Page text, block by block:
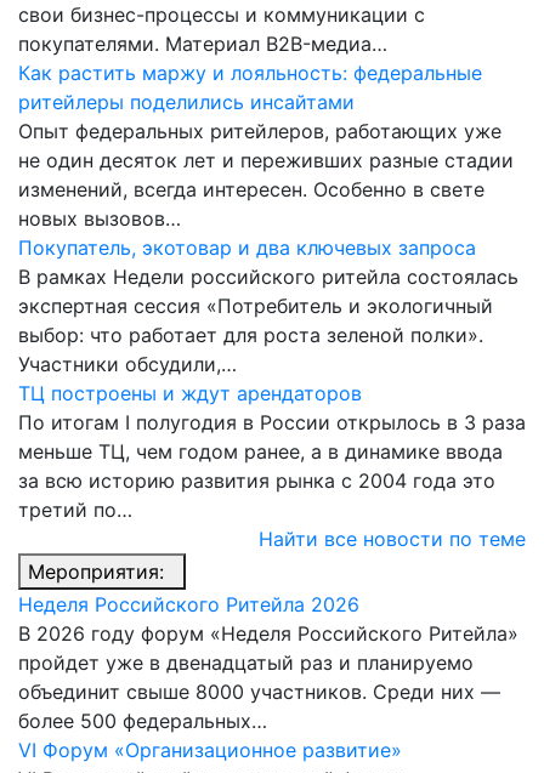
свои бизнес-процессы и коммуникации с
покупателями. Материал B2B-медиа…
Как растить маржу и лояльность: федеральные
ритейлеры поделились инсайтами
Опыт федеральных ритейлеров, работающих уже
не один десяток лет и переживших разные стадии
изменений, всегда интересен. Особенно в свете
новых вызовов…
Покупатель, экотовар и два ключевых запроса
В рамках Недели российского ритейла состоялась
экспертная сессия «Потребитель и экологичный
выбор: что работает для роста зеленой полки».
Участники обсудили,…
ТЦ построены и ждут арендаторов
По итогам I полугодия в России открылось в 3 раза
меньше ТЦ, чем годом ранее, а в динамике ввода
за всю историю развития рынка с 2004 года это
третий по…
Найти все новости по теме
Мероприятия:
Неделя Российского Ритейла 2026
В 2026 году форум «Неделя Российского Ритейла»
пройдет уже в двенадцатый раз и планируемо
объединит свыше 8000 участников. Среди них —
более 500 федеральных…
VI Форум «Организационное развитие»